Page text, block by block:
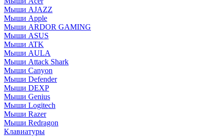
Мыши AJAZZ
Мыши Apple
Мыши ARDOR GAMING
Мыши ASUS
Мыши ATK
Мыши AULA
Мыши Attack Shark
Мыши Canyon
Мыши Defender
Мыши DEXP
Мыши Genius
Мыши Logitech
Мыши Razer
Мыши Redragon
Клавиатуры